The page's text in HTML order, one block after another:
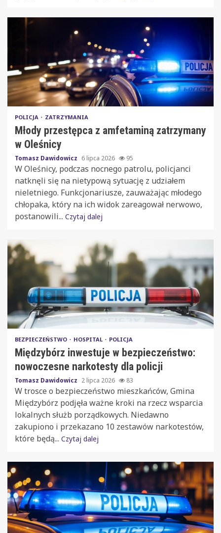
POLICJA ZATRZYMANIA
Młody przestępca z amfetaminą zatrzymany
w Oleśnicy
Tomasz Dawidowicz 6 lipca 2026 95
W Oleśnicy, podczas nocnego patrolu, policjanci
natknęli się na nietypową sytuację z udziałem
nieletniego. Funkcjonariusze, zauważając młodego
chłopaka, który na ich widok zareagował nerwowo,
postanowili... Czytaj dalej
BEZPIECZEŃSTWO HOSPITAL POLICJA
Międzybórz inwestuje w bezpieczeństwo:
nowoczesne narkotesty dla policji
Tomasz Dawidowicz 2 lipca 2026 83
W trosce o bezpieczeństwo mieszkańców, Gmina
Międzybórz podjęła ważne kroki na rzecz wsparcia
lokalnych służb porządkowych. Niedawno
zakupiono i przekazano 10 zestawów narkotestów,
które będą... Czytaj dalej